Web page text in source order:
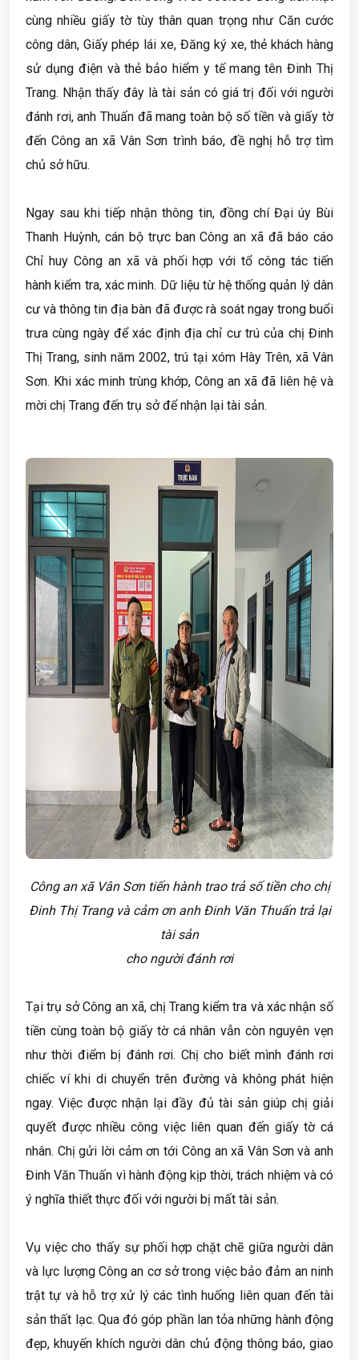
cùng nhiều giấy tờ tùy thân quan trọng như Căn cước
công dân, Giấy phép lái xe, Đăng ký xe, thẻ khách hàng
sử dụng điện và thẻ bảo hiểm y tế mang tên Đinh Thị
Trang. Nhận thấy đây là tài sản có giá trị đối với người
đánh rơi, anh Thuấn đã mang toàn bộ số tiền và giấy tờ
đến Công an xã Vân Sơn trình báo, đề nghị hỗ trợ tìm
chủ sở hữu.
Ngay sau khi tiếp nhận thông tin, đồng chí Đại úy Bùi
Thanh Huỳnh, cán bộ trực ban Công an xã đã báo cáo
Chỉ huy Công an xã và phối hợp với tổ công tác tiến
hành kiểm tra, xác minh. Dữ liệu từ hệ thống quản lý dân
cư và thông tin địa bàn đã được rà soát ngay trong buổi
trưa cùng ngày để xác định địa chỉ cư trú của chị Đinh
Thị Trang, sinh năm 2002, trú tại xóm Hày Trên, xã Vân
Sơn. Khi xác minh trùng khớp, Công an xã đã liên hệ và
mời chị Trang đến trụ sở để nhận lại tài sản.
Công an xã Vân Sơn tiến hành trao trả số tiền cho chị
Đinh Thị Trang và cảm ơn anh Đinh Văn Thuấn trả lại
tài sản
cho người đánh rơi
Tại trụ sở Công an xã, chị Trang kiểm tra và xác nhận số
tiền cùng toàn bộ giấy tờ cá nhân vẫn còn nguyên vẹn
như thời điểm bị đánh rơi. Chị cho biết mình đánh rơi
chiếc ví khi di chuyển trên đường và không phát hiện
ngay. Việc được nhận lại đầy đủ tài sản giúp chị giải
quyết được nhiều công việc liên quan đến giấy tờ cá
nhân. Chị gửi lời cảm ơn tới Công an xã Vân Sơn và anh
Đinh Văn Thuấn vì hành động kịp thời, trách nhiệm và có
ý nghĩa thiết thực đối với người bị mất tài sản.
Vụ việc cho thấy sự phối hợp chặt chẽ giữa người dân
và lực lượng Công an cơ sở trong việc bảo đảm an ninh
trật tự và hỗ trợ xử lý các tình huống liên quan đến tài
sản thất lạc. Qua đó góp phần lan tỏa những hành động
đẹp, khuyến khích người dân chủ động thông báo, giao